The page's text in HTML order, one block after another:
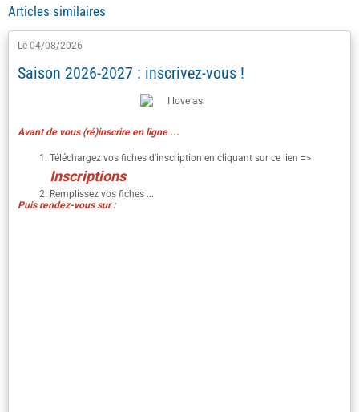
Articles similaires
Le 04/08/2026
Saison 2026-2027 : inscrivez-vous !
Avant de vous (ré)inscrire en ligne ...
Téléchargez vos fiches d'inscription en cliquant sur ce lien =>
Inscriptions
Remplissez vos fiches ...
Puis rendez-vous sur :